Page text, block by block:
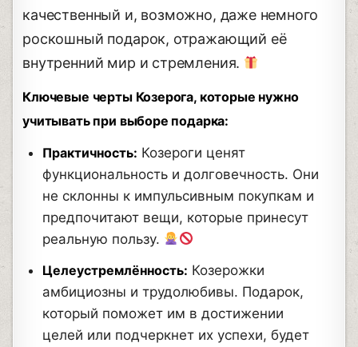
качественный и, возможно, даже немного
роскошный подарок, отражающий её
внутренний мир и стремления.
Ключевые черты Козерога, которые нужно
учитывать при выборе подарка:
Практичность: Козероги ценят
функциональность и долговечность. Они
не склонны к импульсивным покупкам и
предпочитают вещи, которые принесут
реальную пользу.
Целеустремлённость: Козерожки
амбициозны и трудолюбивы. Подарок,
который поможет им в достижении
целей или подчеркнет их успехи, будет